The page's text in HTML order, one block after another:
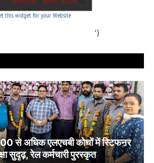
')
से अधिक एलएचबी कोचों में स्टिफऩर
सुदृढ़, रेल कर्मचारी पुरस्कृत